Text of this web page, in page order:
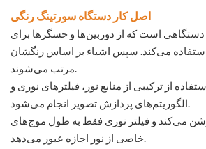
اصل کار دستگاه سورتینگ رنگی
دستگاهی است که از دوربین‌ها و حسگرها برای
می‌کند. سپس اشیاء بر اساس رنگشان
مرتب می‌شوند.
از ترکیبی از منابع نور، فیلترهای نوری و
الگوریتم‌های پردازش تصویر انجام می‌شود.
می‌کند و فیلتر نوری فقط به طول موج‌های
خاصی از نور اجازه عبور می‌دهد.